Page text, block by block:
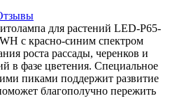
для растений LED-P65-
с красно-синим спектром
роста рассады, черенков и
в фазе цветения. Специальное
пиками поддержит развитие
благополучно пережить